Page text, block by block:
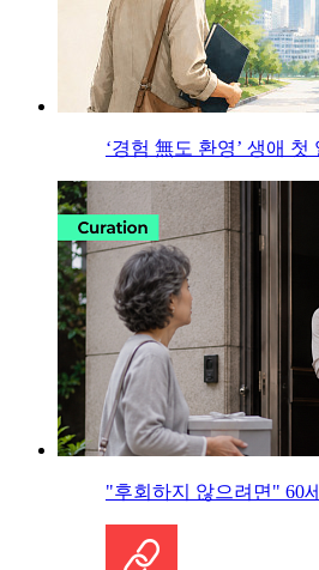
‘경험 無도 환영’ 생애 첫
"후회하지 않으려면" 60